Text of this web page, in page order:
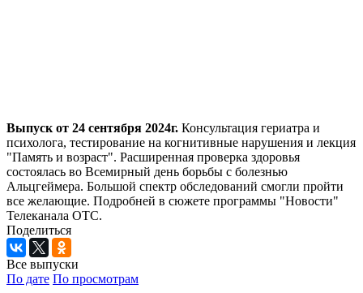
Выпуск от 24 сентября 2024г. Консультация гериатра и
психолога, тестирование на когнитивные нарушения и лекция
"Память и возраст". Расширенная проверка здоровья
состоялась во Всемирный день борьбы с болезнью
Альцгеймера. Большой спектр обследований смогли пройти
все желающие. Подробней в сюжете программы "Новости"
Телеканала ОТС.
Поделиться
Все выпуски
По дате По просмотрам